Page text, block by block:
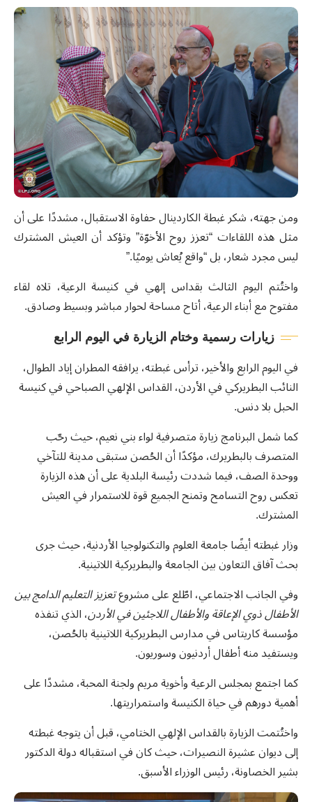
ومن جهته، شكر غبطة الكاردينال حفاوة الاستقبال، مشددًا على أن
مثل هذه اللقاءات “تعزز روح الأخوّة” وتؤكد أن العيش المشترك
ليس مجرد شعار، بل “واقع يُعاش يوميًا.”
واختُتم اليوم الثالث بقداس إلهي في كنيسة الرعية، تلاه لقاء
مفتوح مع أبناء الرعية، أتاح مساحة لحوار مباشر وبسيط وصادق.
زيارات رسمية وختام الزيارة في اليوم الرابع
في اليوم الرابع والأخير، ترأس غبطته، يرافقه المطران إياد الطوال،
النائب البطريركي في الأردن، القداس الإلهي الصباحي في كنيسة
الحبل بلا دنس.
كما شمل البرنامج زيارة متصرفية لواء بني نعيم، حيث رحّب
المتصرف بالبطريرك، مؤكدًا أن الحُصن ستبقى مدينة للتآخي
ووحدة الصف، فيما شددت رئيسة البلدية على أن هذه الزيارة
تعكس روح التسامح وتمنح الجميع قوة للاستمرار في العيش
المشترك.
وزار غبطته أيضًا جامعة العلوم والتكنولوجيا الأردنية، حيث جرى
بحث آفاق التعاون بين الجامعة والبطريركية اللاتينية.
وفي الجانب الاجتماعي، اطّلع على مشروعتعزيز التعليم الدامج بين
الأطفال ذوي الإعاقة والأطفال اللاجئين في الأردن، الذي تنفذه
مؤسسة كاريتاس في مدارس البطريركية اللاتينية بالحُصن،
ويستفيد منه أطفال أردنيون وسوريون.
كما اجتمع بمجلس الرعية وأخوية مريم ولجنة المحبة، مشددًا على
أهمية دورهم في حياة الكنيسة واستمراريتها.
واختُتمت الزيارة بالقداس الإلهي الختامي، قبل أن يتوجه غبطته
إلى ديوان عشيرة النصيرات، حيث كان في استقباله دولة الدكتور
بشير الخصاونة، رئيس الوزراء الأسبق.